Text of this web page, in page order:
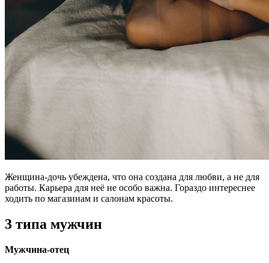
Женщина-дочь убеждена, что она создана для любви, а не для
работы. Карьера для неё не особо важна. Гораздо интереснее
ходить по магазинам и салонам красоты.
3 типа мужчин
Мужчина-отец